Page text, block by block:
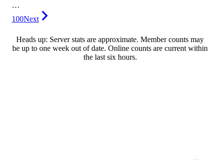
…
100Next
Heads up: Server stats are approximate. Member counts may
be up to one week out of date. Online counts are current within
the last six hours.